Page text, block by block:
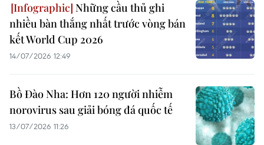
Những cầu thủ ghi
nhiều bàn thắng nhất trước vòng bán
kết World Cup 2026
14/07/2026 12:49
Bồ Đào Nha: Hơn 120 người nhiễm
norovirus sau giải bóng đá quốc tế
13/07/2026 11:26